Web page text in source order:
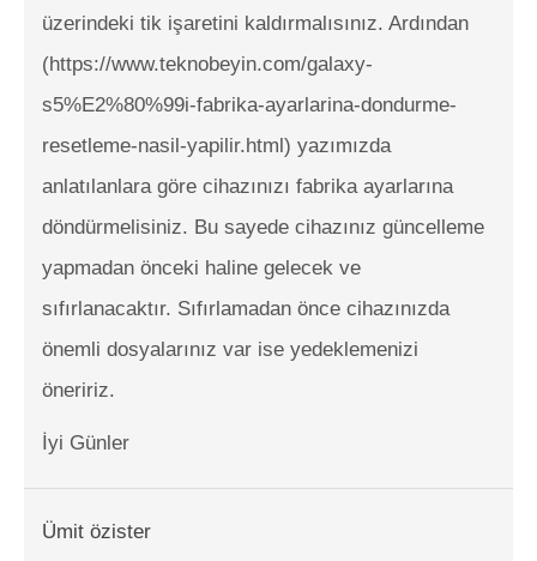
üzerindeki tik işaretini kaldırmalısınız. Ardından
(https://www.teknobeyin.com/galaxy-
s5%E2%80%99i-fabrika-ayarlarina-dondurme-
resetleme-nasil-yapilir.html) yazımızda
anlatılanlara göre cihazınızı fabrika ayarlarına
döndürmelisiniz. Bu sayede cihazınız güncelleme
yapmadan önceki haline gelecek ve
sıfırlanacaktır. Sıfırlamadan önce cihazınızda
önemli dosyalarınız var ise yedeklemenizi
öneririz.
İyi Günler
Ümit özister